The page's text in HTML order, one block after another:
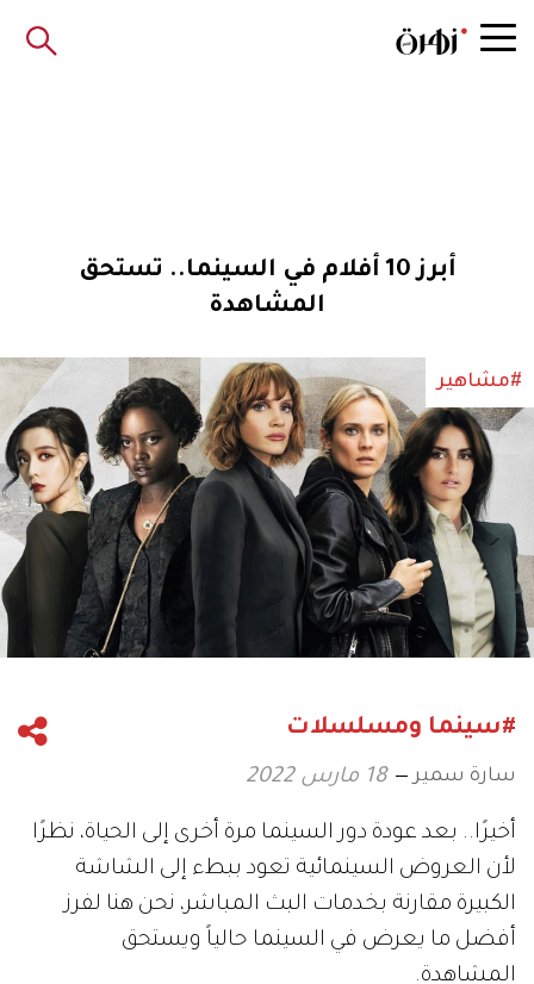
أبرز 10 أفلام في السينما.. تستحق
المشاهدة
#مشاهير
#سينما ومسلسلات
سارة سمير 18 مارس 2022
أخيرًا.. بعد عودة دور السينما مرة أخرى إلى الحياة، نظرًا
لأن العروض السينمائية تعود ببطء إلى الشاشة
الكبيرة مقارنة بخدمات البث المباشر، نحن هنا لفرز
أفضل ما يعرض في السينما حالياً ويستحق
المشاهدة.